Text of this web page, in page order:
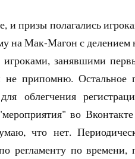
и призы полагались
на Мак-Магон с делением
занявшими
не припомню. Остальное
облегчения
во
что нет.
регламенту по времени,